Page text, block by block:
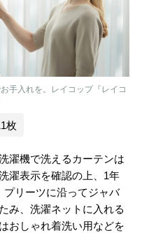
手入れを。レイコップ『レイコ
枚
濯機で洗えるカーテンは
濯表示を確認の上、1年
リーツに沿ってジャバ
み、洗濯ネットに入れる
おしゃれ着洗い用などを